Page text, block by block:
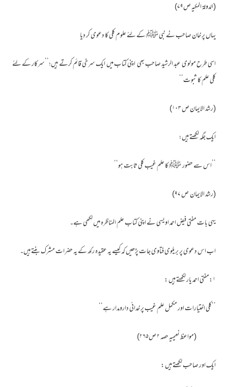
(الدولۃ المکیہ ص۷۹)
یہاں پر خان صاحب نے نبی ﷺ کے لئے علوم کلی کا دعوی کر دیا
اسی طرح مولوی عبد الرشید صاحب بھی اپنی کتاب میں ایک سرخی قائم کرتے ہیں؛’’سرکار کے لئے
کلی علم کا ثبوت‘‘
(رشد الایمان ص ۱۰۳)
ایک جگہ لکھتے ہیں ؛
’’اس سے حضور ﷺ کا علم غیب کلی ثابت ہو‘‘
(رشد الایمان ص ۹۷)
یہی بات مفتی فیض احمد اویسی نے اپنی کتاب علم المناظرہ میں لکھی ہے۔
اب اس دعوی پر بریلوی فتاوی جات پڑھیں کہ کیسے یہ عقیدہ رکھ کے یہ حضرات مشرک بنتے ہیں۔
۱:مفتی احمد یار لکھتے ہیں :
’’کلی اختیارات اور مکمل علم غیب پر خدائی دارومدار ہے‘‘
(مواعظ نعیمیہ حصہ ۲ ص۲۶۵)
ایک اور صاحب لکھتے ہیں :